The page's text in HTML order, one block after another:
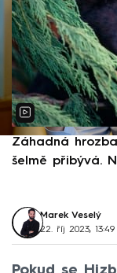
Záhadná
šelmě přibývá.
Marek Veselý
22. říj 2023, 13:49